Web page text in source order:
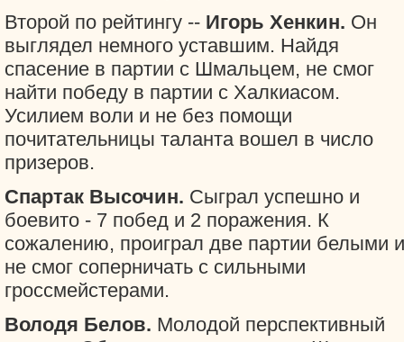
Второй по рейтингу -- Игорь Хенкин. Он
выглядел немного уставшим. Найдя
спасение в партии с Шмальцем, не смог
найти победу в партии с Халкиасом.
Усилием воли и не без помощи
почитательницы таланта вошел в число
призеров.
Спартак Высочин. Сыграл успешно и
боевито - 7 побед и 2 поражения. К
сожалению, проиграл две партии белыми и
не смог соперничать с сильными
гроссмейстерами.
Володя Белов. Молодой перспективный